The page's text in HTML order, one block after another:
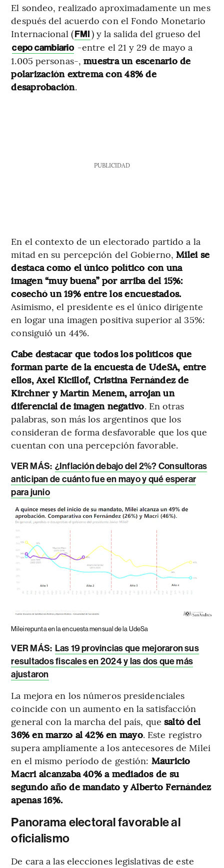
El sondeo, realizado aproximadamente un mes
después del acuerdo con el Fondo Monetario
Internacional (FMI) y la salida del grueso del
cepo cambiario -entre el 21 y 29 de mayo a
1.005 personas-,muestra un escenario de
polarización extrema con 48% de
desaprobación.
PUBLICIDAD
En el contexto de un electorado partido a la
mitad en su percepción del Gobierno,Milei se
destaca como el único político con una
imagen “muy buena” por arriba del 15%:
cosechó un 19% entre los encuestados.
Asimismo, el presidente es el único dirigente
en logar una imagen positiva superior al 35%:
consiguió un 44%.
Cabe destacar que todos los políticos que
forman parte de la encuesta de UdeSA, entre
ellos, Axel Kicillof, Cristina Fernández de
Kirchner y Martín Menem, arrojan un
diferencial de imagen negativo. En otras
palabras, son más los argentinos que los
consideran de forma desfavorable que los que
cuentan con una percepción favorable.
VER MÁS: ¿Inflación debajo del 2%? Consultoras
anticipan de cuánto fue en mayo y qué esperar
para junio
Milei repunta en la encuesta mensual de la UdeSa
VER MÁS: Las 19 provincias que mejoraron sus
resultados fiscales en 2024 y las dos que más
ajustaron
La mejora en los números presidenciales
coincide con un aumento en la satisfacción
general con la marcha del país, que saltó del
36% en marzo al 42% en mayo. Este registro
supera ampliamente a los antecesores de Milei
en el mismo período de gestión: Mauricio
Macri alcanzaba 40% a mediados de su
segundo año de mandato y Alberto Fernández
apenas 16%.
Panorama electoral favorable al
oficialismo
De cara a las elecciones legislativas de este